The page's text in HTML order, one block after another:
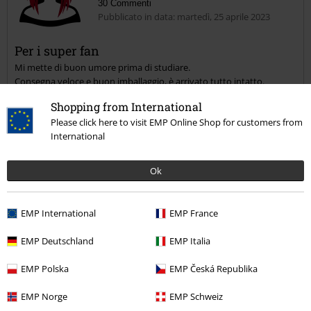
Shopping from International
Please click here to visit EMP Online Shop for customers from
International
Ok
EMP International EMP France
EMP Deutschland EMP Italia
EMP Polska EMP Česká Republika
EMP Norge EMP Schweiz
30 Commenti
Pubblicato in data: martedì, 25 aprile 2023
Per i super fan
Mi mette di buon umore prima di studiare.
Consegna veloce e buon imballaggio, è arrivato tutto intatto.
Recensione verificata
Il commento è stato utile?
Commenta